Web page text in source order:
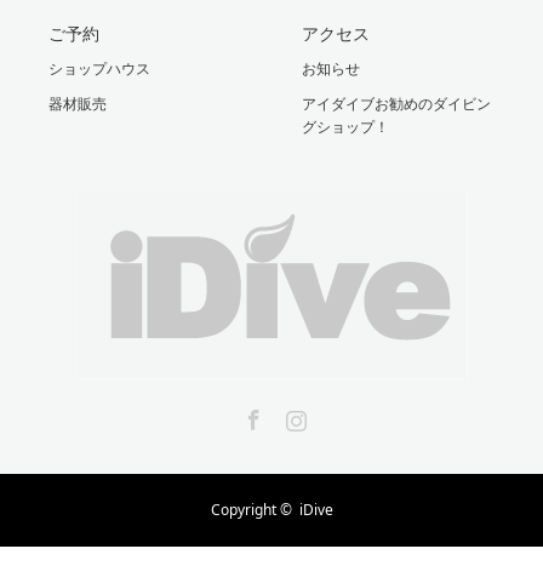
ご予約
ショップハウス
器材販売
アクセス
お知らせ
アイダイブお勧めのダイビン
グショップ！
Copyright © iDive